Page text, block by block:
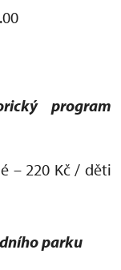
program
– 220 Kč / děti
parku